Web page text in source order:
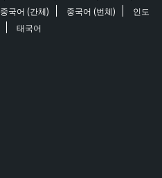
중국어 (간체) 중국어 (번체)
인도
태국어